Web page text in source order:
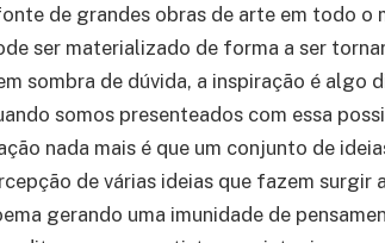
de grandes obras de arte em todo o
ser materializado de forma a ser
sombra de dúvida, a inspiração é algo
somos presenteados com essa
nada mais é que um conjunto de
de várias ideias que fazem
gerando uma imunidade de